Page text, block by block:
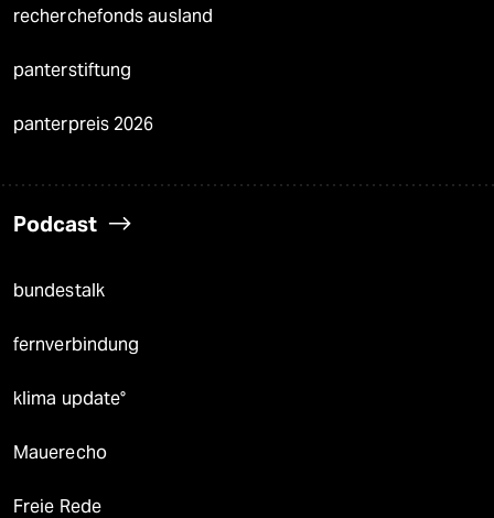
recherchefonds ausland
panterstiftung
panterpreis 2026
Podcast
bundestalk
fernverbindung
klima update°
Mauerecho
Freie Rede